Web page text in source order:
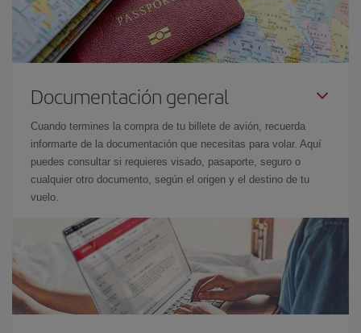
Documentación general
Cuando termines la compra de tu billete de avión, recuerda
informarte de la documentación que necesitas para volar. Aquí
puedes consultar si requieres visado, pasaporte, seguro o
cualquier otro documento, según el origen y el destino de tu
vuelo.